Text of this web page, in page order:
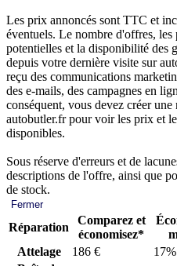
Les prix annoncés sont TTC et
éventuels. Le nombre d'offres, les
potentielles et la disponibilité des
depuis votre dernière visite sur
reçu des communications
des e-mails, des campagnes en
conséquent, vous devez créer
autobutler.fr pour voir les prix et
disponibles.
Sous réserve d'erreurs et de
descriptions de l'offre, ainsi que
de stock.
Fermer
Réparation
Comparez et
économisez*
Attelage
186 € 17%